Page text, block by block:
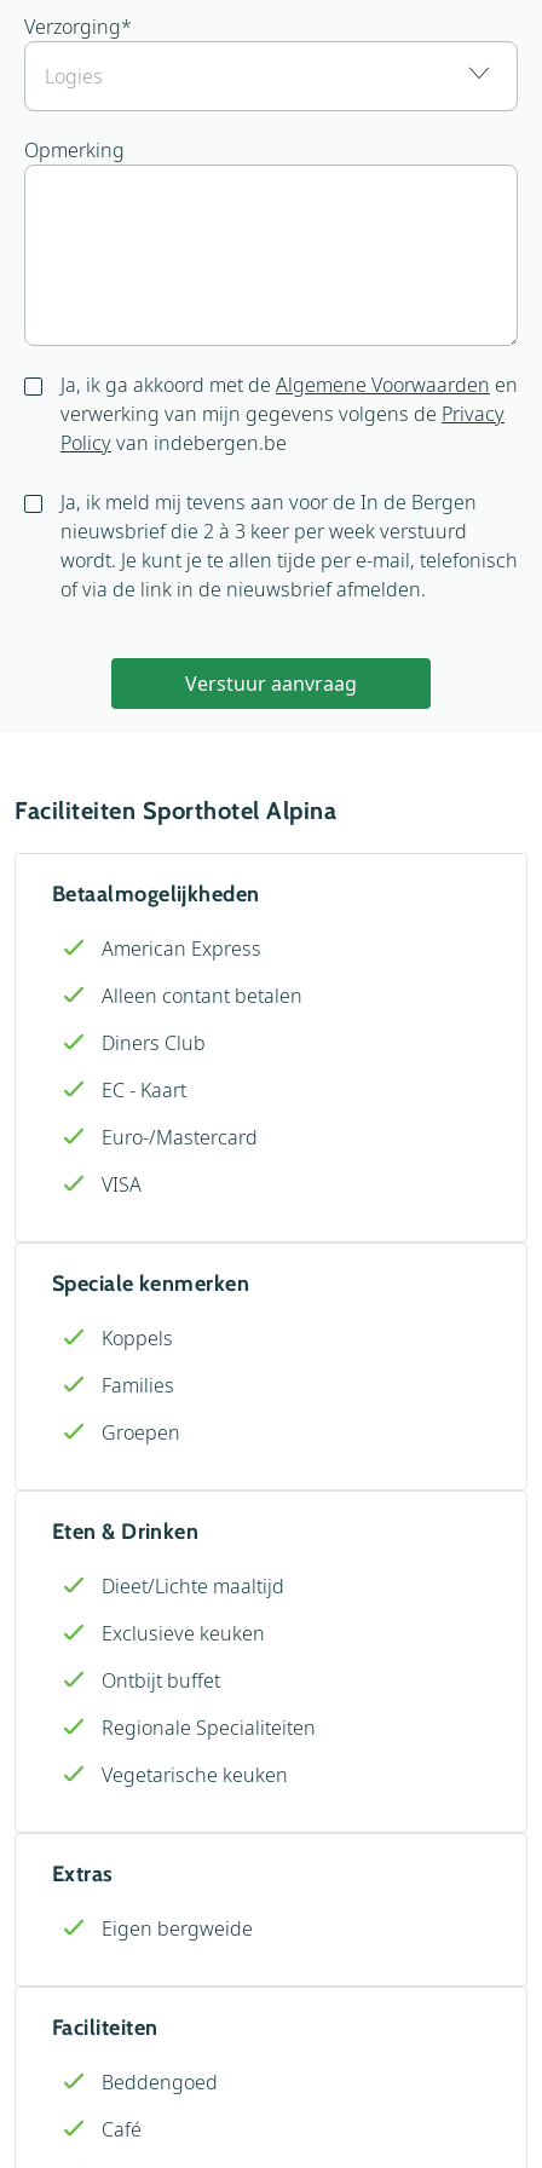
Verzorging*
Opmerking
Ja, ik ga akkoord met de Algemene Voorwaarden en
verwerking van mijn gegevens volgens de Privacy
Policyvan indebergen.be
Ja, ik meld mij tevens aan voor de In de Bergen
nieuwsbrief die 2 à 3 keer per week verstuurd
wordt. Je kunt je te allen tijde per e-mail, telefonisch
of via de link in de nieuwsbrief afmelden.
Verstuur aanvraag
Faciliteiten Sporthotel Alpina
Betaalmogelijkheden
American Express
Alleen contant betalen
Diners Club
EC - Kaart
Euro-/Mastercard
VISA
Speciale kenmerken
Koppels
Families
Groepen
Eten & Drinken
Dieet/Lichte maaltijd
Exclusieve keuken
Ontbijt buffet
Regionale Specialiteiten
Vegetarische keuken
Extras
Eigen bergweide
Faciliteiten
Beddengoed
Café